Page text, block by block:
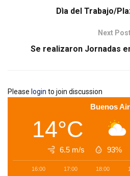
Dìa del Trabajo/
Next
Se realizaron Jornadas
Please login to join discussion
Buenos
14°C
6.5 m/s 93%
16:00 17:00 18:00